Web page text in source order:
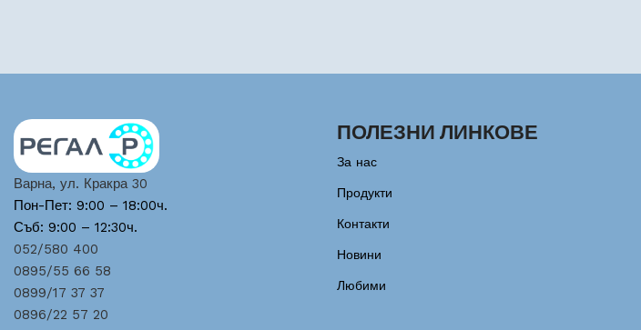
Варна, ул. Кракра 30
Пон-Пет: 9:00 – 18:00ч.
Съб: 9:00 – 12:30ч.
052/580 400
0895/55 66 58
0899/17 37 37
0896/22 57 20
ПОЛЕЗНИ ЛИНКОВЕ
За нас
Продукти
Контакти
Новини
Любими